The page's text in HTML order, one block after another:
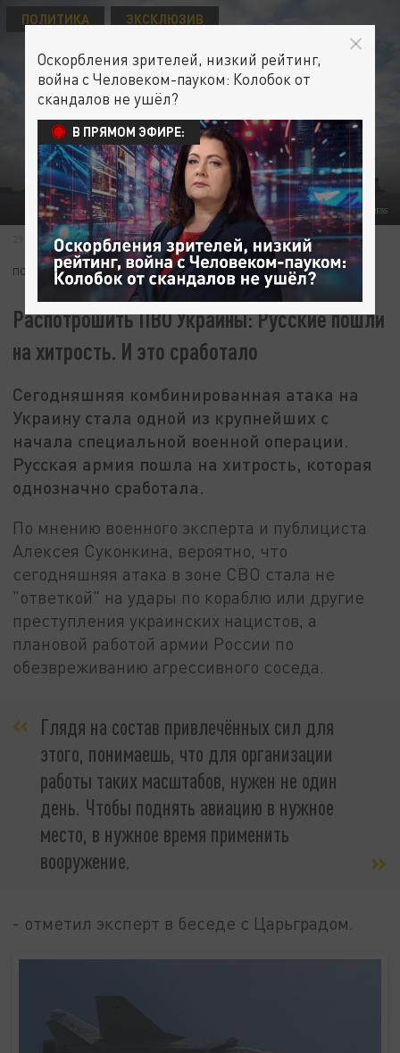
© SEBASTIAN GOLLNOW/DPA/GLOBALLOOKPRESS
ПОЛИТИКА ЭКСКЛЮЗИВ
29 ДЕКАБРЯ 14:42
ПОДПИШИТЕСЬ:
Распотрошить ПВО Украины: Русские пошли
на хитрость. И это сработало
Сегодняшняя комбинированная атака на
Украину стала одной из крупнейших с
начала специальной военной операции.
Русская армия пошла на хитрость, которая
однозначно сработала.
По мнению военного эксперта и публициста
Алексея Суконкина, вероятно, что
сегодняшняя атака в зоне СВО стала не
"ответкой" на удары по кораблю или другие
преступления украинских нацистов, а
плановой работой армии России по
обезвреживанию агрессивного соседа.
Глядя на состав привлечённых сил для
этого, понимаешь, что для организации
работы таких масштабов, нужен не один
день. Чтобы поднять авиацию в нужное
место, в нужное время применить
вооружение.
- отметил эксперт в беседе с Царьградом.
Оскорбления зрителей, низкий рейтинг,
война с Человеком-пауком: Колобок от
скандалов не ушёл?
В ПРЯМОМ ЭФИРЕ: